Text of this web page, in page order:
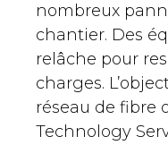
nombreux
chantier. Des
relâche pour
charges.
réseau de fibre
Technology